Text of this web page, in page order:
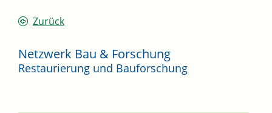
Zurück
Netzwerk Bau & Forschung
Restaurierung und Bauforschung